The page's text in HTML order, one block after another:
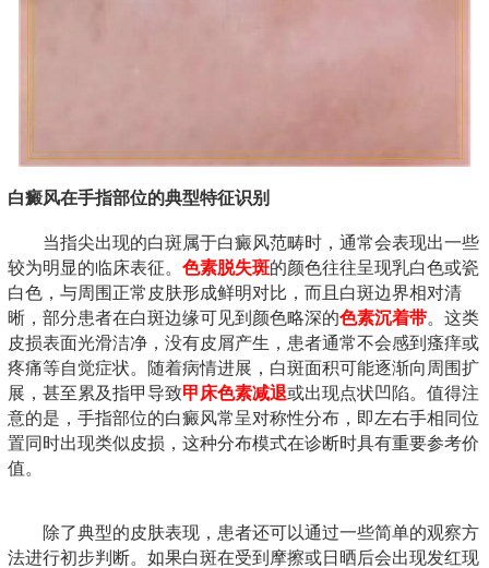
白癜风在手指部位的典型特征识别
当指尖出现的白斑属于白癜风范畴时，通常会表现出一些
较为明显的临床表征。 色素脱失斑的颜色往往呈现乳白色或瓷
白色，与周围正常皮肤形成鲜明对比，而且白斑边界相对清
晰，部分患者在白斑边缘可见到颜色略深的色素沉着带。这类
皮损表面光滑洁净，没有皮屑产生，患者通常不会感到瘙痒或
疼痛等自觉症状。随着病情进展，白斑面积可能逐渐向周围扩
展，甚至累及指甲导致甲床色素减退或出现点状凹陷。值得注
意的是，手指部位的白癜风常呈对称性分布，即左右手相同位
置同时出现类似皮损，这种分布模式在诊断时具有重要参考价
值。
除了典型的皮肤表现，患者还可以通过一些简单的观察方
法进行初步判断。如果白斑在受到摩擦或日晒后会出现发红现